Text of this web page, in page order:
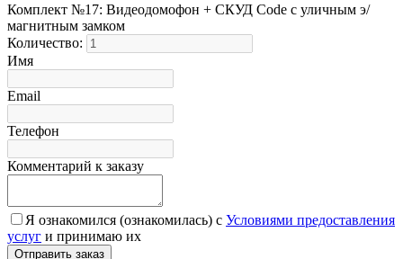
Комплект №17: Видеодомофон + СКУД Code с уличным э/
магнитным замком
Количество:
Имя
Email
Телефон
Комментарий к заказу
Я ознакомился (ознакомилась) с Условиями предоставления
услуг и принимаю их